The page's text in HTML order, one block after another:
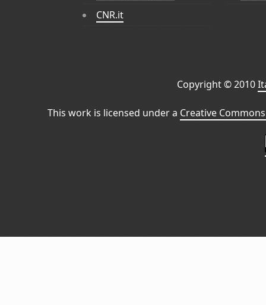
CNR.it
Copyright © 2010
This work is licensed under a Creative